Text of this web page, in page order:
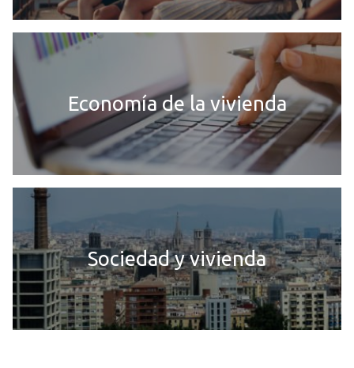
Economía de la vivienda
Sociedad y vivienda